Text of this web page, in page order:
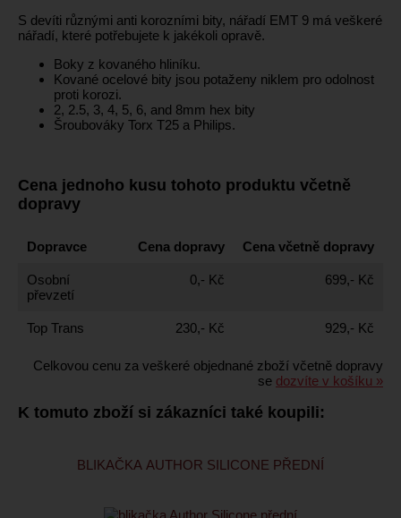
S devíti různými anti korozními bity, nářadí EMT 9 má veškeré
nářadí, které potřebujete k jakékoli opravě.
Boky z kovaného hliníku.
Kované ocelové bity jsou potaženy niklem pro odolnost
proti korozi.
2, 2.5, 3, 4, 5, 6, and 8mm hex bity
Šroubováky Torx T25 a Philips.
Cena jednoho kusu tohoto produktu včetně
dopravy
Dopravce Cena dopravy Cena včetně dopravy
Osobní
převzetí
0,- Kč 699,- Kč
Top Trans 230,- Kč 929,- Kč
Celkovou cenu za veškeré objednané zboží včetně dopravy
se dozvíte v košíku »
K tomuto zboží si zákazníci také koupili:
BLIKAČKA AUTHOR SILICONE PŘEDNÍ